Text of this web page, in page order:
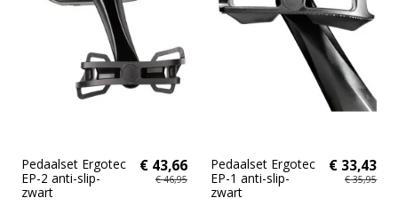
Pedaalset Ergotec
EP-2 anti-slip-
zwart
€ 43,66
€ 46,95
Pedaalset Ergotec
EP-1 anti-slip-
zwart
€ 33,43
€ 35,95